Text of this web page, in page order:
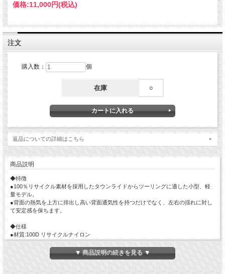
価格:11,000円(税込)
注文
購入数： 個
在庫 ○
返品についての詳細はこちら
商品説明
◆特徴
●100％リサイクル素材を採用したタウンライドからツーリングに適した小型、軽
量モデル。
●背面の熱気を上方に排出し高い背面通気性を持つだけでなく、左右の揺れに対し
て安定感を保ちます。
◆仕様
●材質:100D リサイクルナイロン
●重量:540g
●サイズ:H43×W22×D14cm
●容量:8L
▼ 商品説明の続きを見る ▼